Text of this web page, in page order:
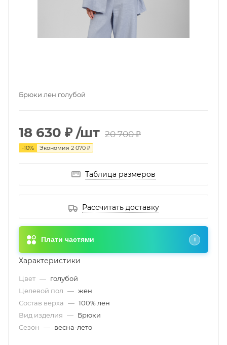
Брюки лен голубой
18 630 ₽ /шт 20 700 ₽
-10% Экономия 2 070 ₽
Таблица размеров
Рассчитать доставку
Плати частями i
Характеристики
Цвет — голубой
Целевой пол — жен
Состав верха — 100% лен
Вид изделия — Брюки
Сезон — весна-лето